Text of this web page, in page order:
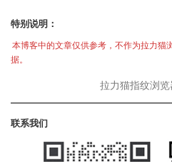
特别说明：
本博客中的文章仅供参考，不作为拉力猫
据。
拉力猫指纹浏
联系我们